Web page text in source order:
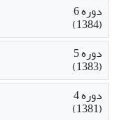
دوره 6
(1384)
دوره 5
(1383)
دوره 4
(1381)